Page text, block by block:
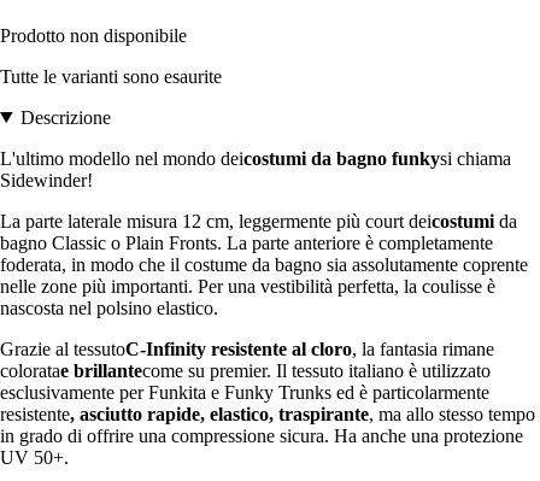
Prodotto non disponibile
Tutte le varianti sono esaurite
Descrizione
L'ultimo modello nel mondo deicostumi da bagno funkysi chiama
Sidewinder!
La parte laterale misura 12 cm, leggermente più court deicostumi da
bagno Classic o Plain Fronts. La parte anteriore è completamente
foderata, in modo che il costume da bagno sia assolutamente coprente
nelle zone più importanti. Per una vestibilità perfetta, la coulisse è
nascosta nel polsino elastico.
Grazie al tessutoC-Infinity resistente al cloro, la fantasia rimane
coloratae brillantecome su premier. Il tessuto italiano è utilizzato
esclusivamente per Funkita e Funky Trunks ed è particolarmente
resistente, asciutto rapide, elastico, traspirante, ma allo stesso tempo
in grado di offrire una compressione sicura. Ha anche una protezione
UV 50+.